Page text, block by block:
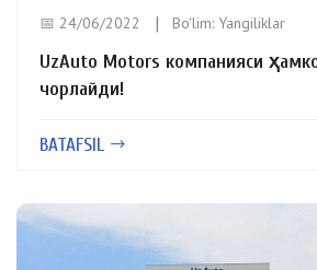
📅 24/06/2022 Bo'lim: Yangiliklar
UzAuto Motors компанияси
чорлайди!
BATAFSIL